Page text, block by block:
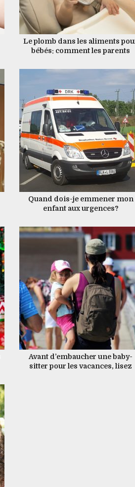
Le plomb dans les aliments
bébés: comment les parents
Quand dois-je emmener mon
enfant aux urgences?
Avant d’embaucher une baby-
sitter pour les vacances, lisez